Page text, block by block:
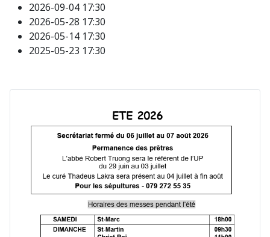
2026-09-04 17:30
2026-05-28 17:30
2026-05-14 17:30
2025-05-23 17:30